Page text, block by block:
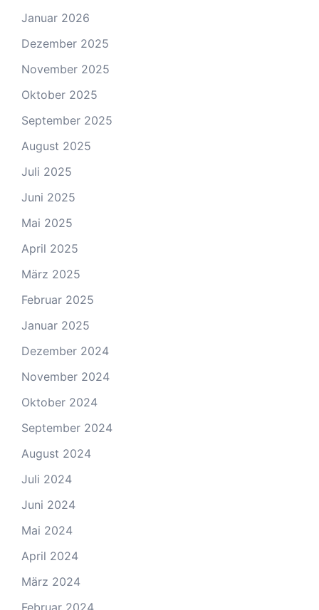
Januar 2026
Dezember 2025
November 2025
Oktober 2025
September 2025
August 2025
Juli 2025
Juni 2025
Mai 2025
April 2025
März 2025
Februar 2025
Januar 2025
Dezember 2024
November 2024
Oktober 2024
September 2024
August 2024
Juli 2024
Juni 2024
Mai 2024
April 2024
März 2024
Februar 2024